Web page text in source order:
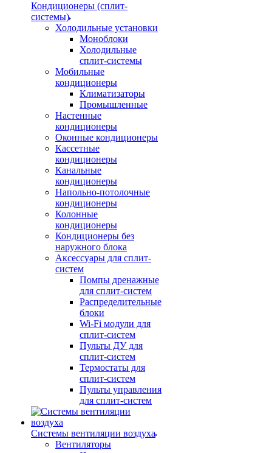
Кондиционеры (сплит-
системы)
Холодильные установки
Моноблоки
Холодильные
сплит-системы
Мобильные
кондиционеры
Климатизаторы
Промышленные
Настенные
кондиционеры
Оконные кондиционеры
Кассетные
кондиционеры
Канальные
кондиционеры
Напольно-потолочные
кондиционеры
Колонные
кондиционеры
Кондиционеры без
наружного блока
Аксессуары для сплит-
систем
Помпы дренажные
для сплит-систем
Распределительные
блоки
Wi-Fi модули для
сплит-систем
Пульты ДУ для
сплит-систем
Термостаты для
сплит-систем
Пульты управления
для сплит-систем
Системы вентиляции воздуха
Вентиляторы